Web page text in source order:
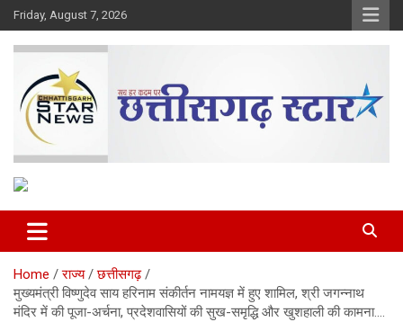
Skip
to
content
Friday, August 7, 2026
Chhattisgarh Star
Home राज्य
छत्तीसगढ़
मुख्यमंत्री विष्णुदेव साय हरिनाम संकीर्तन नामयज्ञ में हुए शामिल, श्री जगन्नाथ
मंदिर में की पूजा-अर्चना, प्रदेशवासियों की सुख-समृद्धि और खुशहाली की कामना….